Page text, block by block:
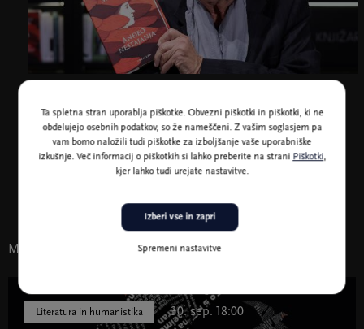
V sodelovanju s Cankarjevo založbo
Morda vas zanima tudi
Literatura in humanistika 30. sep. 18:00
Ta spletna stran uporablja piškotke. Obvezni piškotki in piškotki, ki ne
obdelujejo osebnih podatkov, so že nameščeni. Z vašim soglasjem pa
vam bomo naložili tudi piškotke za izboljšanje vaše uporabniške
izkušnje. Več informacij o piškotkih si lahko preberite na strani Piškotki,
kjer lahko tudi urejate nastavitve.
Spremeni nastavitve
Izberi vse in zapri